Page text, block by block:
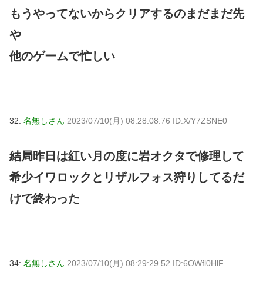
もうやってないからクリアするのまだまだ先
や
他のゲームで忙しい
32: 名無しさん 2023/07/10(月) 08:28:08.76 ID:X/Y7ZSNE0
結局昨日は紅い月の度に岩オクタで修理して
希少イワロックとリザルフォス狩りしてるだ
けで終わった
34: 名無しさん 2023/07/10(月) 08:29:29.52 ID:6OWfl0HlF